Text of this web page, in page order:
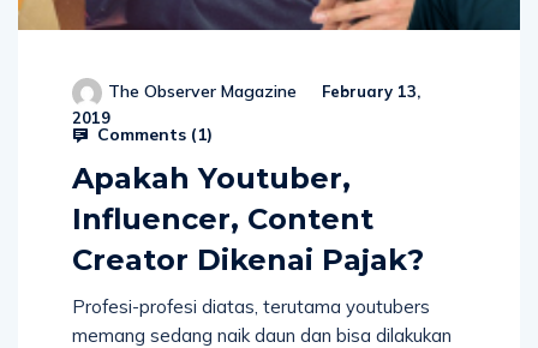
The Observer Magazine
February 13,
2019
Comments (1)
Apakah Youtuber,
Influencer, Content
Creator Dikenai Pajak?
Profesi-profesi diatas, terutama youtubers
memang sedang naik daun dan bisa dilakukan